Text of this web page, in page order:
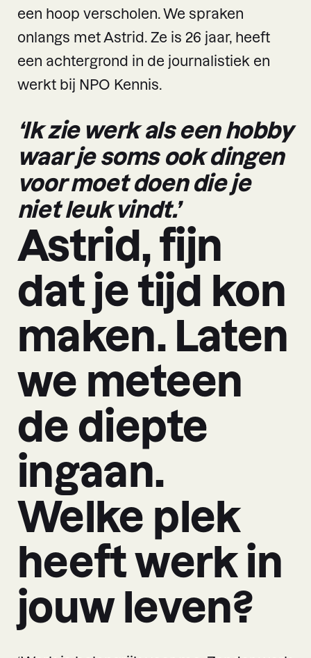
een hoop verscholen. We spraken
onlangs met Astrid. Ze is 26 jaar, heeft
een achtergrond in de journalistiek en
werkt bij NPO Kennis.
‘Ik zie werk als een hobby
waar je soms ook dingen
voor moet doen die je
niet leuk vindt.’
Astrid, fijn
dat je tijd kon
maken. Laten
we meteen
de diepte
ingaan.
Welke plek
heeft werk in
jouw leven?